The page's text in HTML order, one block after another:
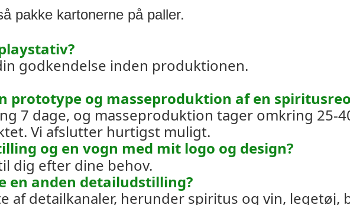
pakke kartonerne på paller.
godkendelse inden produktionen.
prototype og masseproduktion af en
7 dage, og masseproduktion tager omkring 25-
Vi afslutter hurtigst muligt.
og en vogn med mit logo og design?
dig efter dine behov.
en anden detailudstilling?
af detailkanaler, herunder spiritus og vin, legetøj,